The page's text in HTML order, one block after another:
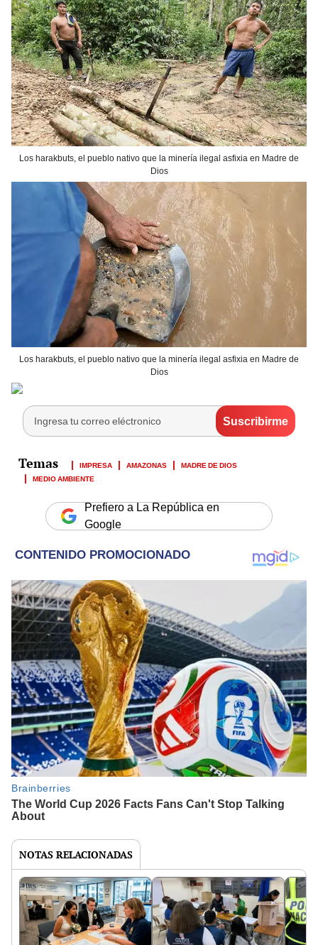
Los harakbuts, el pueblo nativo que la minería ilegal asfixia en Madre de
Dios
Los harakbuts, el pueblo nativo que la minería ilegal asfixia en Madre de
Dios
IMPRESA AMAZONAS
MADRE DE DIOS
MEDIO AMBIENTE
Prefiero a La República en
Google
NOTAS RELACIONADAS